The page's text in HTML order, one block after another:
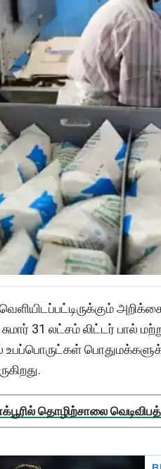
31 லட்சம் லிட்டர் பால்
உபப்பொருட்கள்
தொழிற்சாலை